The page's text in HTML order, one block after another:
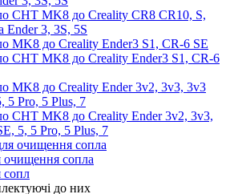
CHT MK8 до Creality CR8 CR10, S,
Ender 3, 3S, 5S
MK8 до Creality Ender3 S1, CR-6 SE
CHT MK8 до Creality Ender3 S1, CR-6
MK8 до Creality Ender 3v2, 3v3, 3v3
5 Pro, 5 Plus, 7
CHT MK8 до Creality Ender 3v2, 3v3,
5, 5 Pro, 5 Plus, 7
очищення сопла